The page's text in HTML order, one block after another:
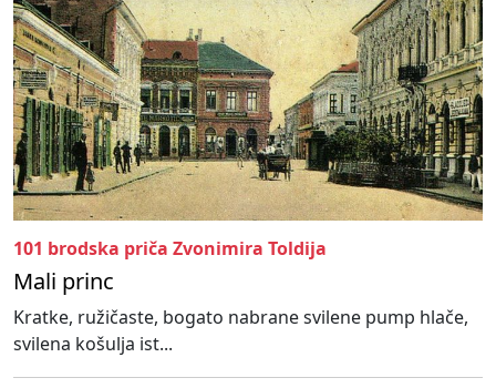
101 brodska priča Zvonimira Toldija
Mali princ
Kratke, ružičaste, bogato nabrane svilene pump hlače,
svilena košulja ist...